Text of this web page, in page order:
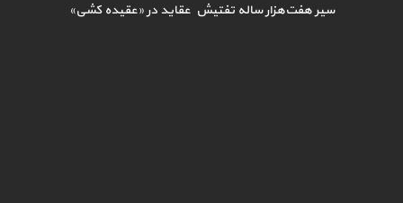
سیر هفت‌هزار ساله تفتیش عقاید در «عقیده کشی»